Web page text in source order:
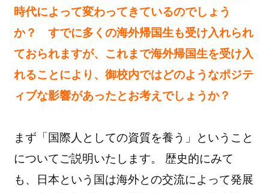
時代によって変わってきているのでしょう
か？ すでに多くの海外帰国生も受け入れられ
ておられますが、これまで海外帰国生を受け入
れることにより、御校内ではどのようなポジテ
ィブな影響があったとお考えでしょうか？
まず「国際人としての資質を養う」ということ
についてご説明いたします。 歴史的にみて
も、日本という国は海外との交流によって発展